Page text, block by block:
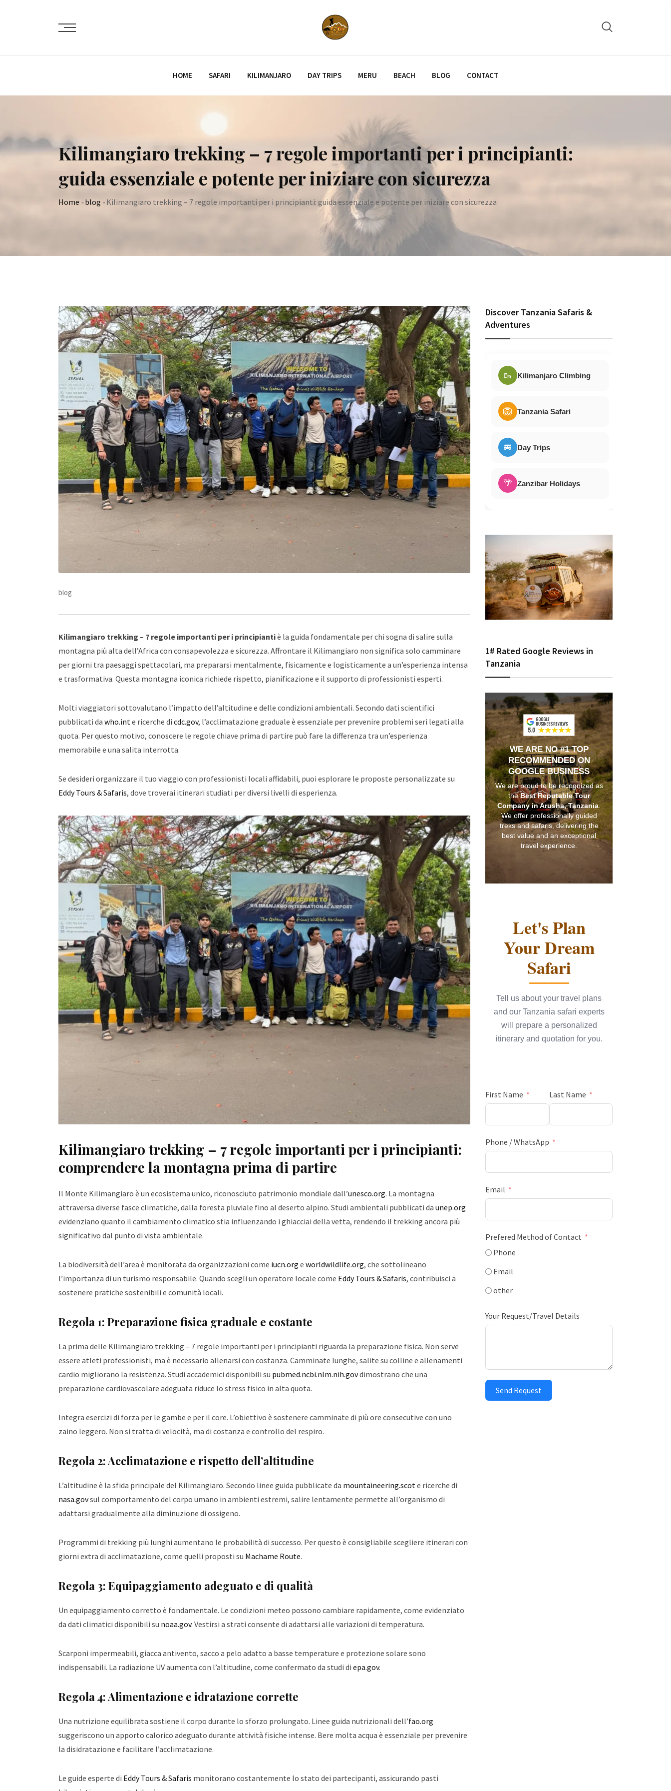
HOME SAFARI KILIMANJARO DAY TRIPS MERU BEACH BLOG CONTACT
Kilimangiaro trekking – 7 regole importanti per i principianti:
guida essenziale e potente per iniziare con sicurezza
Home -blog -Kilimangiaro trekking – 7 regole importanti per i principianti: guida essenziale e potente per iniziare con sicurezza
blog
Kilimangiaro trekking – 7 regole importanti per i principiantiè la guida fondamentale per chi sogna di salire sulla
montagna più alta dell’Africa con consapevolezza e sicurezza. Affrontare il Kilimangiaro non significa solo camminare
per giorni tra paesaggi spettacolari, ma prepararsi mentalmente, fisicamente e logisticamente a un’esperienza intensa
e trasformativa. Questa montagna iconica richiede rispetto, pianificazione e il supporto di professionisti esperti.
Molti viaggiatori sottovalutano l’impatto dell’altitudine e delle condizioni ambientali. Secondo dati scientifici
pubblicati da who.int e ricerche di cdc.gov, l’acclimatazione graduale è essenziale per prevenire problemi seri legati alla
quota. Per questo motivo, conoscere le regole chiave prima di partire può fare la differenza tra un’esperienza
memorabile e una salita interrotta.
Se desideri organizzare il tuo viaggio con professionisti locali affidabili, puoi esplorare le proposte personalizzate su
Eddy Tours & Safaris, dove troverai itinerari studiati per diversi livelli di esperienza.
Kilimangiaro trekking – 7 regole importanti per i principianti:
comprendere la montagna prima di partire
Il Monte Kilimangiaro è un ecosistema unico, riconosciuto patrimonio mondiale dall’unesco.org. La montagna
attraversa diverse fasce climatiche, dalla foresta pluviale fino al deserto alpino. Studi ambientali pubblicati da unep.org
evidenziano quanto il cambiamento climatico stia influenzando i ghiacciai della vetta, rendendo il trekking ancora più
significativo dal punto di vista ambientale.
La biodiversità dell’area è monitorata da organizzazioni come iucn.org e worldwildlife.org, che sottolineano
l’importanza di un turismo responsabile. Quando scegli un operatore locale come Eddy Tours & Safaris, contribuisci a
sostenere pratiche sostenibili e comunità locali.
Regola 1: Preparazione fisica graduale e costante
La prima delle Kilimangiaro trekking – 7 regole importanti per i principianti riguarda la preparazione fisica. Non serve
essere atleti professionisti, ma è necessario allenarsi con costanza. Camminate lunghe, salite su colline e allenamenti
cardio migliorano la resistenza. Studi accademici disponibili su pubmed.ncbi.nlm.nih.govdimostrano che una
preparazione cardiovascolare adeguata riduce lo stress fisico in alta quota.
Integra esercizi di forza per le gambe e per il core. L’obiettivo è sostenere camminate di più ore consecutive con uno
zaino leggero. Non si tratta di velocità, ma di costanza e controllo del respiro.
Regola 2: Acclimatazione e rispetto dell’altitudine
L’altitudine è la sfida principale del Kilimangiaro. Secondo linee guida pubblicate da mountaineering.scote ricerche di
nasa.govsul comportamento del corpo umano in ambienti estremi, salire lentamente permette all’organismo di
adattarsi gradualmente alla diminuzione di ossigeno.
Programmi di trekking più lunghi aumentano le probabilità di successo. Per questo è consigliabile scegliere itinerari con
giorni extra di acclimatazione, come quelli proposti su Machame Route.
Regola 3: Equipaggiamento adeguato e di qualità
Un equipaggiamento corretto è fondamentale. Le condizioni meteo possono cambiare rapidamente, come evidenziato
da dati climatici disponibili su noaa.gov. Vestirsi a strati consente di adattarsi alle variazioni di temperatura.
Scarponi impermeabili, giacca antivento, sacco a pelo adatto a basse temperature e protezione solare sono
indispensabili. La radiazione UV aumenta con l’altitudine, come confermato da studi di epa.gov.
Regola 4: Alimentazione e idratazione corrette
Una nutrizione equilibrata sostiene il corpo durante lo sforzo prolungato. Linee guida nutrizionali dell’fao.org
suggeriscono un apporto calorico adeguato durante attività fisiche intense. Bere molta acqua è essenziale per prevenire
la disidratazione e facilitare l’acclimatazione.
Le guide esperte di Eddy Tours & Safaris monitorano costantemente lo stato dei partecipanti, assicurando pasti
Discover Tanzania Safaris &
Adventures
🥾 Kilimanjaro Climbing
🦁 Tanzania Safari
🚐 Day Trips
🌴 Zanzibar Holidays
1# Rated Google Reviews in
Tanzania
WE ARE NO #1 TOP
RECOMMENDED ON
GOOGLE BUSINESS
We are proud to be recognized as
theBest Reputable Tour
Company in Arusha, Tanzania.
We offer professionally guided
treks and safaris, delivering the
best value and an exceptional
travel experience.
Let's Plan
Your Dream
Safari
Tell us about your travel plans
and our Tanzania safari experts
will prepare a personalized
itinerary and quotation for you.
First Name Last Name
Phone / WhatsApp
Email
Prefered Method of Contact
Phone
Email
other
Your Request/Travel Details
Send Request